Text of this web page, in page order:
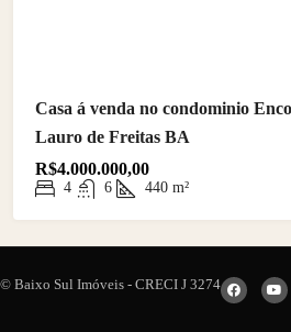
Casa á venda no condominio
Lauro de Freitas BA
R$4.000.000,00
4 6 440 m²
© Baixo Sul Imóveis - CRECI J 3274